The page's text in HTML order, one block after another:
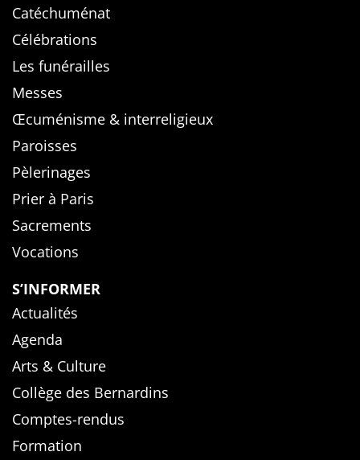
Catéchuménat
Célébrations
Les funérailles
Messes
Œcuménisme & interreligieux
Paroisses
Pèlerinages
Prier à Paris
Sacrements
Vocations
S’INFORMER
Actualités
Agenda
Arts & Culture
Collège des Bernardins
Comptes-rendus
Formation